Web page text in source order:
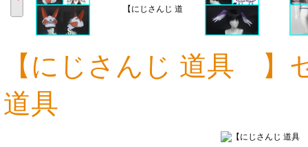
9,885円 7,710円
【にじさんじ 道具
道具